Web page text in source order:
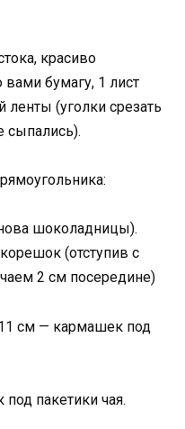
красиво
бумагу, 1 лист
ленты (уголки срезать
сыпались).
шоколадницы).
(отступив с
2 см посередине)
см — кармашек под
пакетики чая.